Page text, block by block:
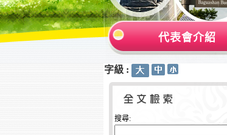
代表會介紹
字級 :
搜尋: